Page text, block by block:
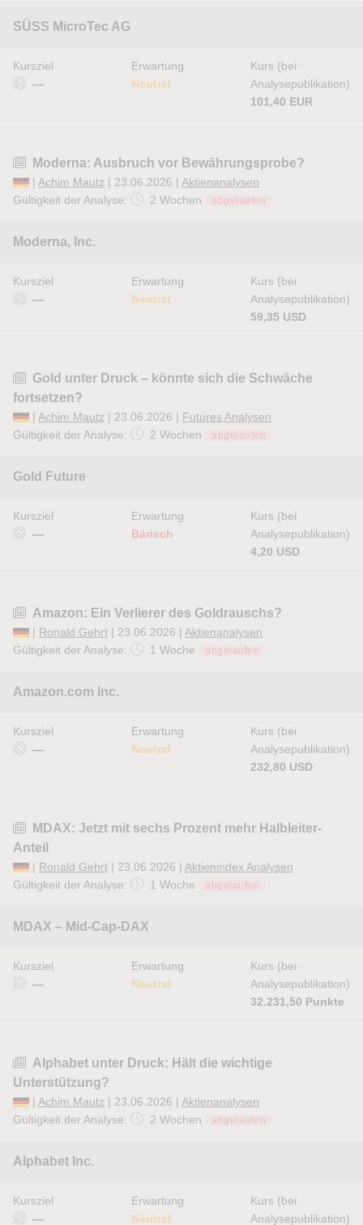
SÜSS MicroTec AG
Kursziel
—
Erwartung
Neutral
Kurs (bei
Analysepublikation)
101,40 EUR
Moderna: Ausbruch vor Bewährungsprobe?
| Achim Mautz | 23.06.2026 | Aktienanalysen
Gültigkeit der Analyse:
2 Wochen abgelaufen
Moderna, Inc.
Kursziel
—
Erwartung
Neutral
Kurs (bei
Analysepublikation)
59,35 USD
Gold unter Druck – könnte sich die Schwäche
fortsetzen?
| Achim Mautz | 23.06.2026 | Futures Analysen
Gültigkeit der Analyse:
2 Wochen abgelaufen
Gold Future
Kursziel
—
Erwartung
Bärisch
Kurs (bei
Analysepublikation)
4,20 USD
Amazon: Ein Verlierer des Goldrauschs?
| Ronald Gehrt | 23.06.2026 | Aktienanalysen
Gültigkeit der Analyse:
1 Woche abgelaufen
Amazon.com Inc.
Kursziel
—
Erwartung
Neutral
Kurs (bei
Analysepublikation)
232,80 USD
MDAX: Jetzt mit sechs Prozent mehr Halbleiter-
Anteil
| Ronald Gehrt | 23.06.2026 | Aktienindex Analysen
Gültigkeit der Analyse:
1 Woche abgelaufen
MDAX – Mid-Cap-DAX
Kursziel
—
Erwartung
Neutral
Kurs (bei
Analysepublikation)
32.231,50 Punkte
Alphabet unter Druck: Hält die wichtige
Unterstützung?
| Achim Mautz | 23.06.2026 | Aktienanalysen
Gültigkeit der Analyse:
2 Wochen abgelaufen
Alphabet Inc.
Kursziel
—
Erwartung
Neutral
Kurs (bei
Analysepublikation)